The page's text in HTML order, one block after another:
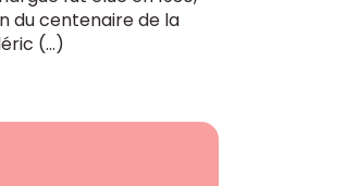
du centenaire de la
(…)